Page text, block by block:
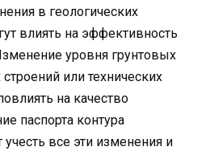
в геологических
влиять на эффективность
уровня грунтовых
или технических
на качество
паспорта контура
все эти изменения и